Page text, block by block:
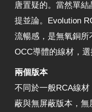
唐置疑的。當然單
提並論。Evolution
流暢感，是無氧銅所
OCC導體的線材，選
兩個版本
不同於一般RCA線
蔽與無屏蔽版本，